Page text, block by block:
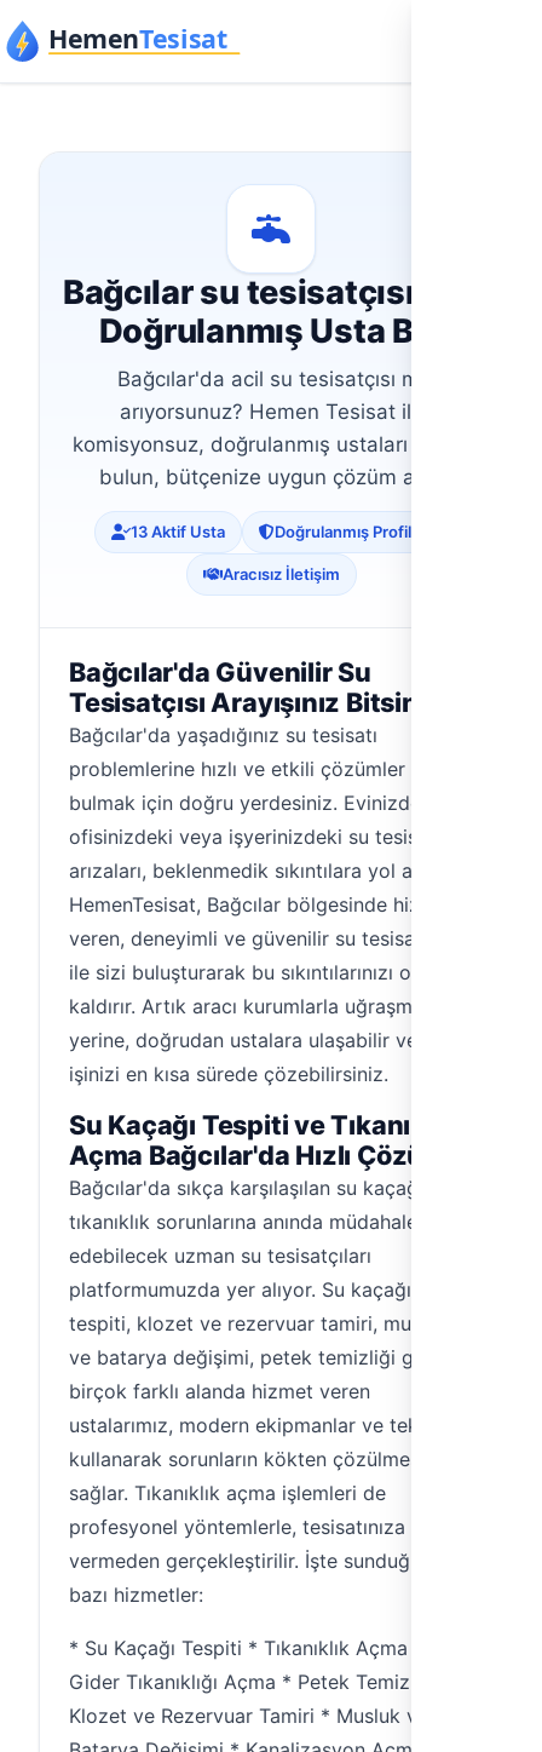
İçeriğe geç
Bağcılar su tesisatçısı İçin
Doğrulanmış Usta Bul
Bağcılar'da acil su tesisatçısı mı
arıyorsunuz? Hemen Tesisat ile
komisyonsuz, doğrulanmış ustaları direkt
bulun, bütçenize uygun çözüm alın.
13 Aktif Usta Doğrulanmış Profiller
Aracısız İletişim
Bağcılar'da Güvenilir Su
Tesisatçısı Arayışınız Bitsin
Bağcılar'da yaşadığınız su tesisatı
problemlerine hızlı ve etkili çözümler
bulmak için doğru yerdesiniz. Evinizdeki,
ofisinizdeki veya işyerinizdeki su tesisatı
arızaları, beklenmedik sıkıntılara yol açabilir.
HemenTesisat, Bağcılar bölgesinde hizmet
veren, deneyimli ve güvenilir su tesisatçıları
ile sizi buluşturarak bu sıkıntılarınızı ortadan
kaldırır. Artık aracı kurumlarla uğraşmak
yerine, doğrudan ustalara ulaşabilir ve
işinizi en kısa sürede çözebilirsiniz.
Su Kaçağı Tespiti ve Tıkanıklık
Açma Bağcılar'da Hızlı Çözüm
Bağcılar'da sıkça karşılaşılan su kaçağı ve
tıkanıklık sorunlarına anında müdahale
edebilecek uzman su tesisatçıları
platformumuzda yer alıyor. Su kaçağı
tespiti, klozet ve rezervuar tamiri, musluk
ve batarya değişimi, petek temizliği gibi
birçok farklı alanda hizmet veren
ustalarımız, modern ekipmanlar ve teknikler
kullanarak sorunların kökten çözülmesini
sağlar. Tıkanıklık açma işlemleri de
profesyonel yöntemlerle, tesisatınıza zarar
vermeden gerçekleştirilir. İşte sunduğumuz
bazı hizmetler:
* Su Kaçağı Tespiti * Tıkanıklık Açma *
Gider Tıkanıklığı Açma * Petek Temizliği *
Klozet ve Rezervuar Tamiri * Musluk ve